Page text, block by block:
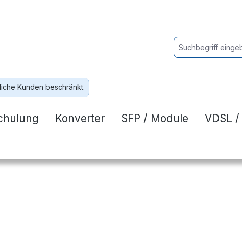
Kunden beschränkt.
Konverter SFP / Module VDSL